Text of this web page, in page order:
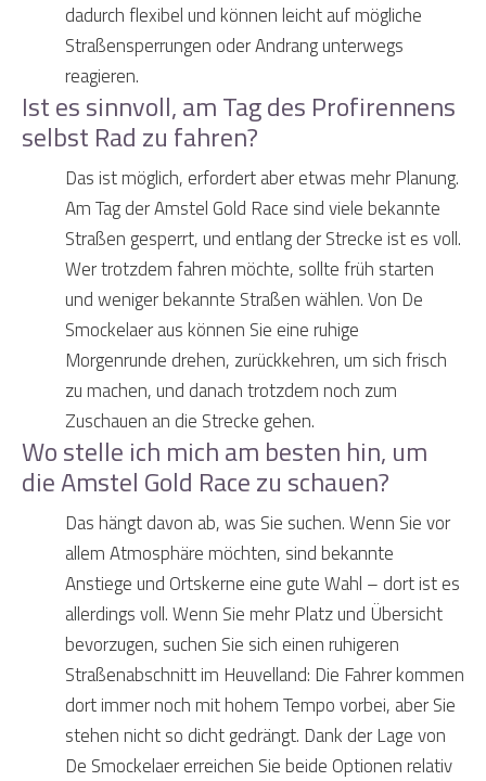
dadurch flexibel und können leicht auf mögliche
Straßensperrungen oder Andrang unterwegs
reagieren.
Ist es sinnvoll, am Tag des Profirennens
selbst Rad zu fahren?
Das ist möglich, erfordert aber etwas mehr Planung.
Am Tag der Amstel Gold Race sind viele bekannte
Straßen gesperrt, und entlang der Strecke ist es voll.
Wer trotzdem fahren möchte, sollte früh starten
und weniger bekannte Straßen wählen. Von De
Smockelaer aus können Sie eine ruhige
Morgenrunde drehen, zurückkehren, um sich frisch
zu machen, und danach trotzdem noch zum
Zuschauen an die Strecke gehen.
Wo stelle ich mich am besten hin, um
die Amstel Gold Race zu schauen?
Das hängt davon ab, was Sie suchen. Wenn Sie vor
allem Atmosphäre möchten, sind bekannte
Anstiege und Ortskerne eine gute Wahl – dort ist es
allerdings voll. Wenn Sie mehr Platz und Übersicht
bevorzugen, suchen Sie sich einen ruhigeren
Straßenabschnitt im Heuvelland: Die Fahrer kommen
dort immer noch mit hohem Tempo vorbei, aber Sie
stehen nicht so dicht gedrängt. Dank der Lage von
De Smockelaer erreichen Sie beide Optionen relativ